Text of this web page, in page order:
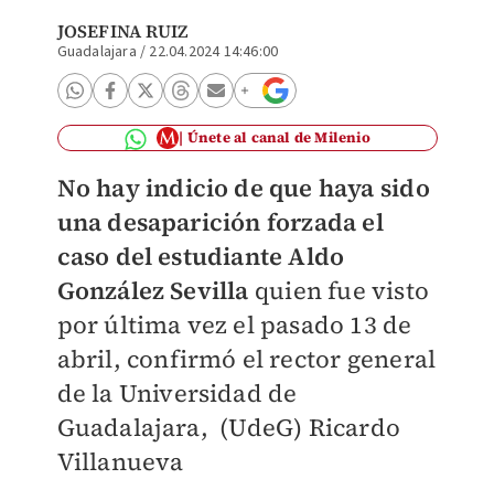
JOSEFINA RUIZ
Guadalajara / 22.04.2024 14:46:00
Únete al canal de Milenio
No hay indicio de que haya sido
una desaparición forzada el
caso del estudiante Aldo
González Sevilla quien fue visto
por última vez el pasado 13 de
abril, confirmó el rector general
de la Universidad de
Guadalajara, (UdeG) Ricardo
Villanueva